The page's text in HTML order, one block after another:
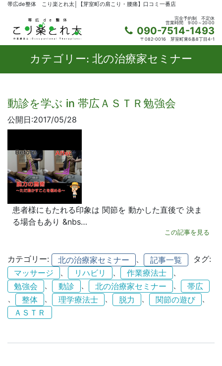
帯広de整体 こり楽とれ太│【芽室町の肩こり・腰痛】口コミ一番店
完全予約制
不定休
営業時間
9:00～20:00
090-7514-1493
〒082-0016 芽室町東6条8丁目4-1
カテゴリー: 北の治療家セミナー
動診を学ぶ in 帯広ＡＳＴＲ勉強会
公開日:2017/05/28
患者様にもたれる印象は 関節を 動かした直後で 決ま
る場合もあり &nbs…
この記事を見る
カテゴリー: 北の治療家セミナー 、 記事一覧
タグ:
マッサージ
リハビリ 作業療法士
勉強会
、 動診 、 北の治療家セミナー 、
帯広
整体 理学療法士 脱力 関節の遊び
ＡＳＴＲ